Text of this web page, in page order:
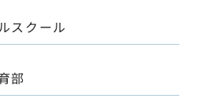
スクール
部